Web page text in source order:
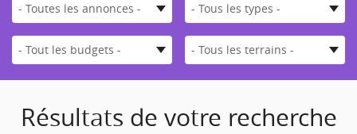
- Toutes les annonces - - Tous les types -
- Tout les budgets - - Tous les terrains -
Résultats de votre recherche